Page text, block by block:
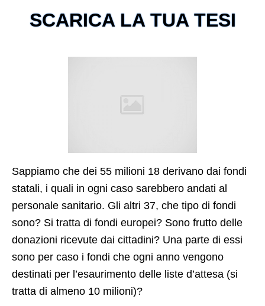
SCARICA LA TUA TESI
Sappiamo che dei 55 milioni 18 derivano dai fondi
statali, i quali in ogni caso sarebbero andati al
personale sanitario. Gli altri 37, che tipo di fondi
sono? Si tratta di fondi europei? Sono frutto delle
donazioni ricevute dai cittadini? Una parte di essi
sono per caso i fondi che ogni anno vengono
destinati per l’esaurimento delle liste d’attesa (si
tratta di almeno 10 milioni)?